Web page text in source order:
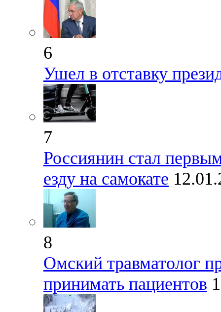
6
Ушел в отставку
7
Россиянин стал
езду на самокате
8
Омский травматолог
принимать пациентов